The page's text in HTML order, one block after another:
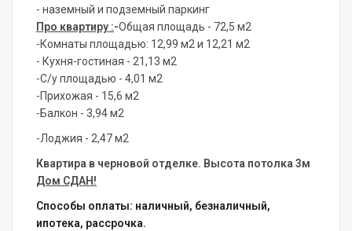
- наземный и подземный паркинг
Про квартиру :-Общая площадь - 72,5 м2
-Комнаты площадью: 12,99 м2 и 12,21 м2
- Кухня-гостиная - 21,13 м2
-С/у площадью - 4,01 м2
-Прихожая - 15,6 м2
-Балкон - 3,94 м2
-Лоджия - 2,47 м2
Квартира в черновой отделке. Высота потолка 3м
Дом СДАН!
Способы оплаты: наличный, безналичный,
ипотека, рассрочка.